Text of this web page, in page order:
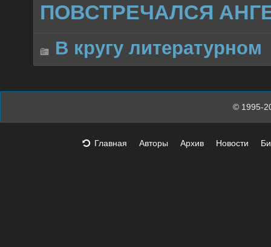
ПОВСТРЕЧАЛСЯ
В кругу литературном
© 1995-
Главная Авторы Архив Новости